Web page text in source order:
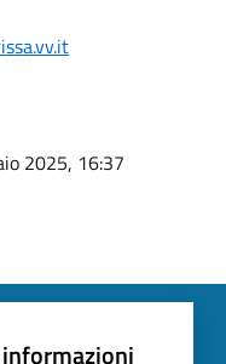
2025, 16:37